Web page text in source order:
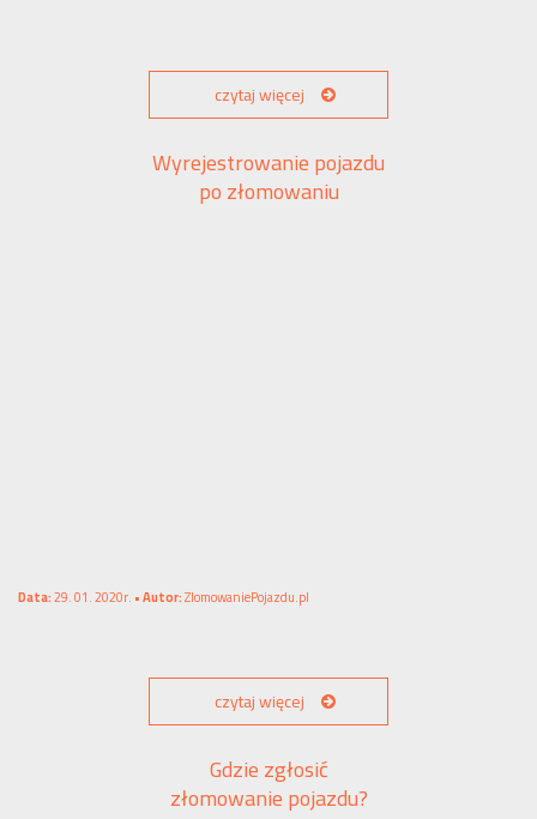
czytaj więcej
Wyrejestrowanie pojazdu
po złomowaniu
Data:29. 01. 2020r. •Autor:ZlomowaniePojazdu.pl
czytaj więcej
Gdzie zgłosić
złomowanie pojazdu?